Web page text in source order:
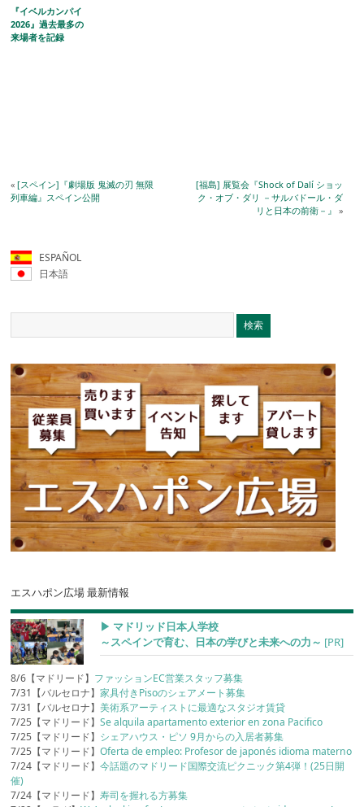
『イベルカンパイ
2026』過去最多の
来場者を記録
«[スペイン]『劇場版 鬼滅の刃 無限
列車編』スペイン公開
[福島] 展覧会『Shock of Dalí ショッ
ク・オブ・ダリ －サルバドール・ダ
リと日本の前衛－』 »
ESPAÑOL
日本語
エスハポン広場 最新情報
▶︎ マドリッド日本人学校
～スペインで育む、日本の学びと未来への力～ [PR]
8/6【マドリード】 ファッションEC営業スタッフ募集
7/31【バルセロナ】家具付きPisoのシェアメート募集
7/31【バルセロナ】美術系アーティストに最適なスタジオ賃貸
7/25【マドリード】Se alquila apartamento exterior en zona Pacifico
7/25【マドリード】 シェアハウス・ピソ 9月からの入居者募集
7/25【マドリード】Oferta de empleo: Profesor de japonés idioma materno
7/24【マドリード】今話題のマドリード国際交流ピクニック第4弾！(25日開
催)
7/24【マドリード】寿司を握れる方募集